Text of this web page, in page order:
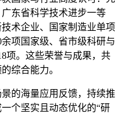
东省科学技术进步一等
术企业、国家制造业单项
项国家级、省市级科研与
项。这些荣誉与成果，共
综合能力。
的海量应用反馈，持续推
个坚实且动态优化的“研